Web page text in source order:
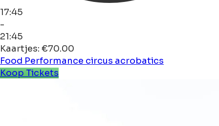
17:45
-
21:45
Kaartjes: €70.00
Food Performance circus acrobatics
Koop Tickets